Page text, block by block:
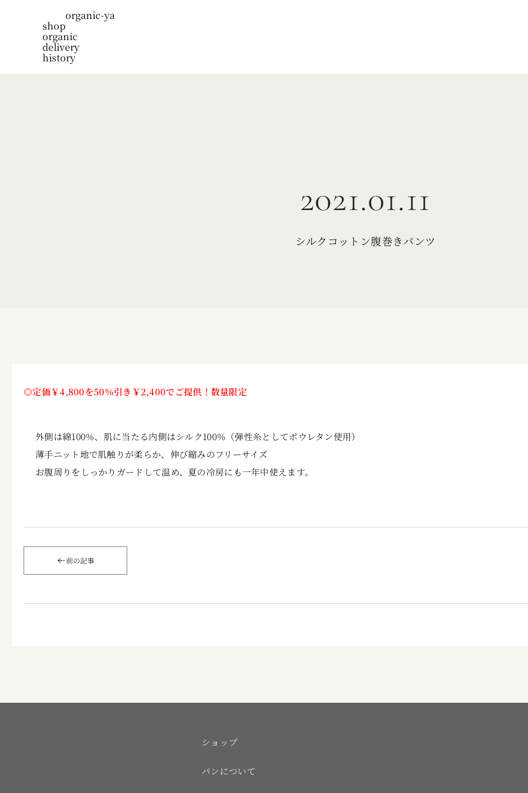
organic-ya
shop
organic
delivery
history
2021.01.11
シルクコットン腹巻きパンツ
◎定価￥4,800を50％引き￥2,400でご提供！数量限定
外側は綿100％、肌に当たる内側はシルク100％（弾性糸としてポウレタン使用）
薄手ニット地で肌触りが柔らか、伸び縮みのフリーサイズ
お腹周りをしっかりガードして温め、夏の冷房にも一年中使えます。
前の記事
ショップ
パンについて